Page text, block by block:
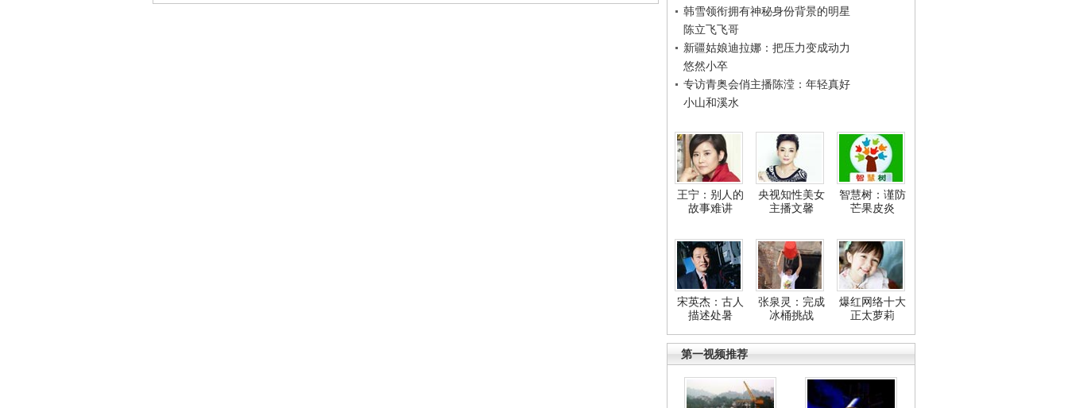
韩雪领衔拥有神秘身份背景的明星
陈立飞飞哥
新疆姑娘迪拉娜：把压力变成动力
悠然小卒
专访青奥会俏主播陈滢：年轻真好
小山和溪水
王宁：别人的
故事难讲
央视知性美女
主播文馨
智慧树：谨防
芒果皮炎
宋英杰：古人
描述处暑
张泉灵：完成
冰桶挑战
爆红网络十大
正太萝莉
第一视频推荐